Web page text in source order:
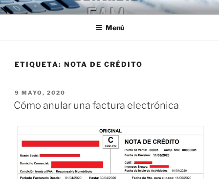
Ir
al
ESTUDIO CONTABLE FAM
Jóvenes Profesionales egresados de la U.B.A.
Menú
ETIQUETA: NOTA DE CRÉDITO
PUBLICADO
EL
9 MAYO, 2020
Cómo anular una factura electrónica